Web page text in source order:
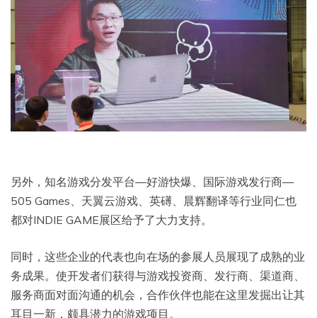
另外，知名游戏分发平台—好游快爆、国际游戏发行商—
505 Games、天翼云游戏、英礡、晨辉翻译等行业同仁也
都对INDIE GAME展区给予了大力支持。
同时，这些企业的代表也向在场的参展人员展现了成熟的业
务成果。使开发者们获得与游戏投资商、发行商、渠道商、
服务商面对面沟通的机会，合作伙伴也能在这里发掘出让其
耳目一新，颇具潜力的游戏项目。